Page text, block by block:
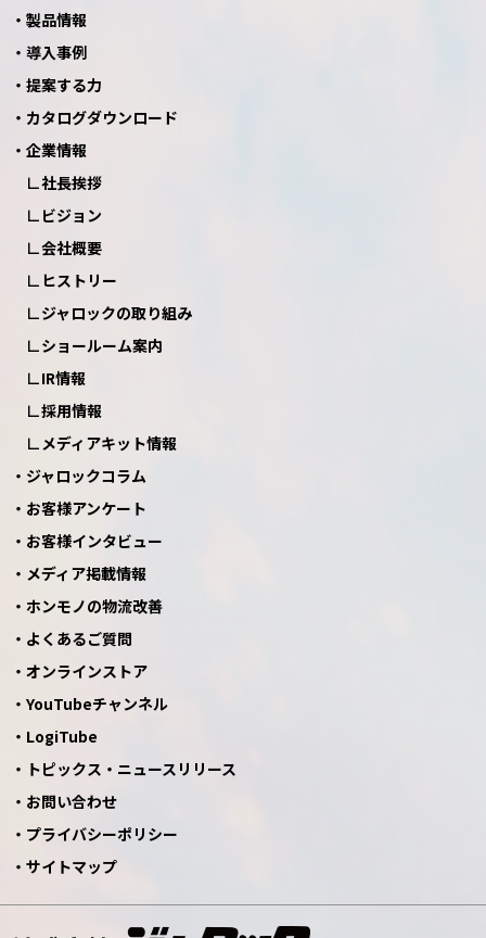
製品情報
導入事例
提案する力
カタログダウンロード
企業情報
社長挨拶
ビジョン
会社概要
ヒストリー
ジャロックの取り組み
ショールーム案内
IR情報
採用情報
メディアキット情報
ジャロックコラム
お客様アンケート
お客様インタビュー
メディア掲載情報
ホンモノの物流改善
よくあるご質問
オンラインストア
YouTubeチャンネル
LogiTube
トピックス・ニュースリリース
お問い合わせ
プライバシーポリシー
サイトマップ